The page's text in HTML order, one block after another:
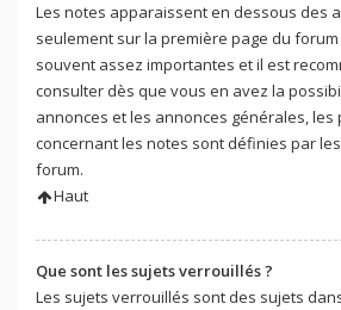
Les notes apparaissent en dessous des
seulement sur la première page du
souvent assez importantes et il est
consulter dès que vous en avez la
annonces et les annonces générales, les
concernant les notes sont définies par
forum.
Haut
Que sont les sujets verrouillés ?
Les sujets verrouillés sont des sujets